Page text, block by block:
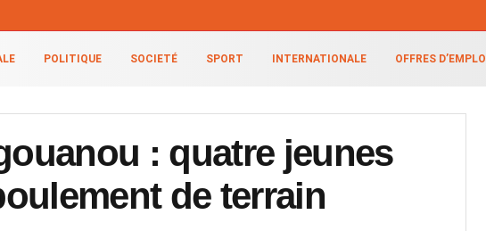
POLITIQUE SOCIETÉ SPORT INTERNATIONALE OFFRES D’EMPLOI
: quatre jeunes
de terrain